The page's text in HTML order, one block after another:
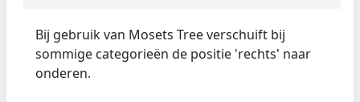
Bij gebruik van Mosets Tree verschuift bij
sommige categorieën de positie 'rechts' naar
onderen.